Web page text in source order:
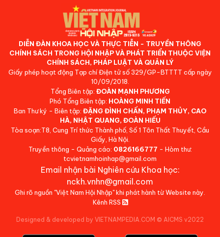
DIỄN ĐÀN KHOA HỌC VÀ THỰC TIỄN - TRUYỀN THÔNG
CHÍNH SÁCH TRONG HỘI NHẬP VÀ PHÁT TRIỂN THUỘC VIỆN
CHÍNH SÁCH, PHÁP LUẬT VÀ QUẢN LÝ
Giấy phép hoạt động Tạp chí Điện tử số 329/GP-BTTTT cấp ngày
10/09/2018.
Tổng Biên tập: ĐOÀN MẠNH PHƯƠNG
Phó Tổng Biên tập: HOÀNG MINH TIẾN
Ban Thư ký - Biên tập: ĐẶNG ĐÌNH CHẤN, PHẠM THỦY, CAO
HÀ, NHẬT QUANG, ĐOÀN HIẾU
Tòa soạn:T8, Cung Trí thức Thành phố, Số 1 Tôn Thất Thuyết, Cầu
Giấy, Hà Nội.
Truyền thông - Quảng cáo: 0826166777 - Hòm thư:
tcvietnamhoinhap@gmail.com
Email nhận bài Nghiên cứu Khoa học:
nckh.vnhn@gmail.com
Ghi rõ nguồn "Việt Nam Hội Nhập" khi phát hành từ Website này.
Kênh RSS
Designed & developed by VIETNAMPEDIA.COM © AICMS v2022